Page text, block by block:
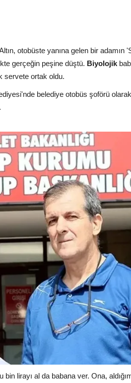
otobüste yanına gelen bir adamın
gerçeğin peşine düştü. Biyolojik
servete ortak oldu.
belediye otobüs şoförü
lirayı al da babana ver. Ona,